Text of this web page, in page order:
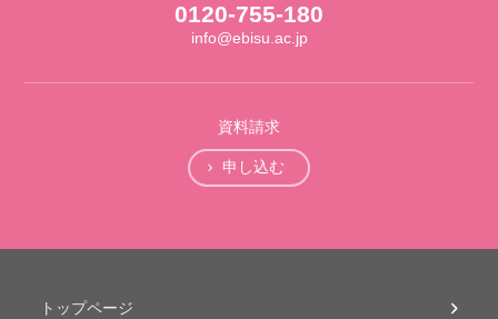
0120-755-180
info@ebisu.ac.jp
資料請求
申し込む
トップページ